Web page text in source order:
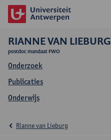
RIANNE VAN LIEBURG
postdoc mandaat FWO
Onderzoek
Publicaties
Onderwijs
Rianne van Lieburg